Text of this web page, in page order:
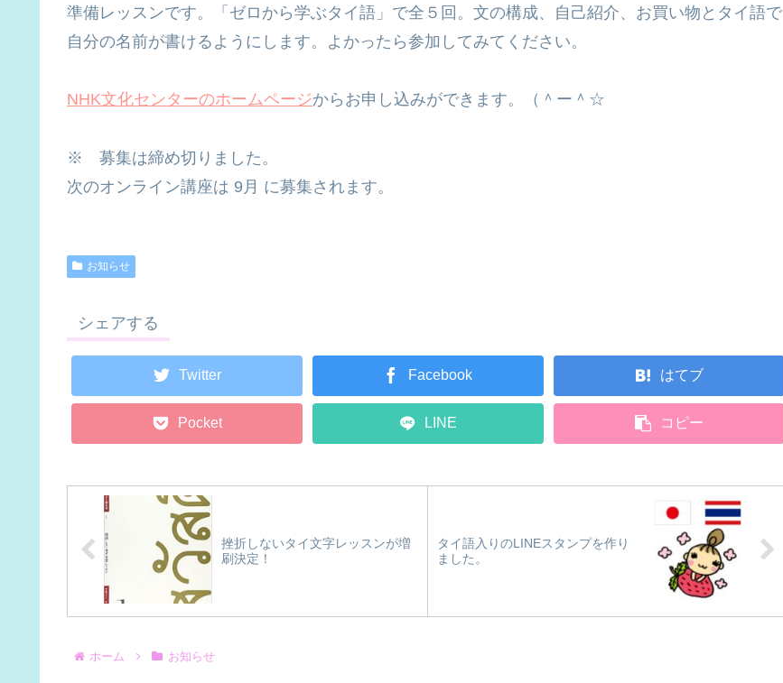
準備レッスンです。「ゼロから学ぶタイ語」で全５回。文の構成、自己紹介、お買い物とタイ語で
自分の名前が書けるようにします。よかったら参加してみてください。
NHK文化センターのホームページからお申し込みができます。（＾ー＾☆
※ 募集は締め切りました。
次のオンライン講座は 9月 に募集されます。
お知らせ
シェアする
Twitter Facebook はてブ
Pocket LINE コピー
挫折しないタイ文字レッスンが増
刷決定！
タイ語入りのLINEスタンプを作り
ました。
ホーム お知らせ